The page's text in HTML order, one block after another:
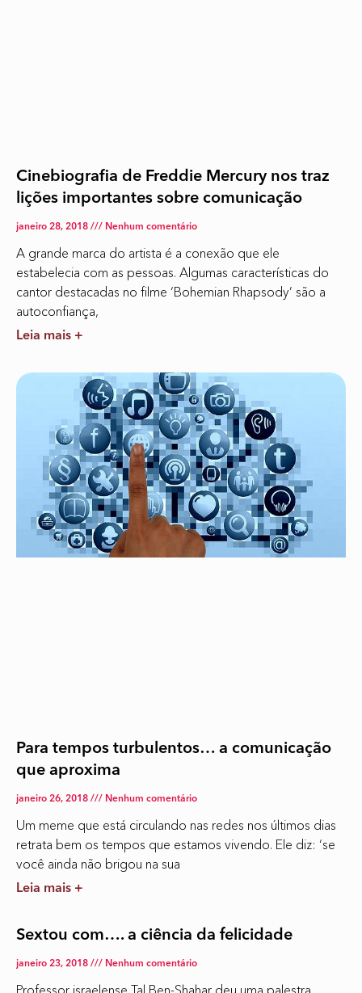
Cinebiografia de Freddie Mercury nos traz
lições importantes sobre comunicação
janeiro 28, 2018 Nenhum comentário
A grande marca do artista é a conexão que ele
estabelecia com as pessoas. Algumas características do
cantor destacadas no filme ‘Bohemian Rhapsody’ são a
autoconfiança,
Leia mais +
Para tempos turbulentos… a comunicação
que aproxima
janeiro 26, 2018 Nenhum comentário
Um meme que está circulando nas redes nos últimos dias
retrata bem os tempos que estamos vivendo. Ele diz: ‘se
você ainda não brigou na sua
Leia mais +
Sextou com…. a ciência da felicidade
janeiro 23, 2018 Nenhum comentário